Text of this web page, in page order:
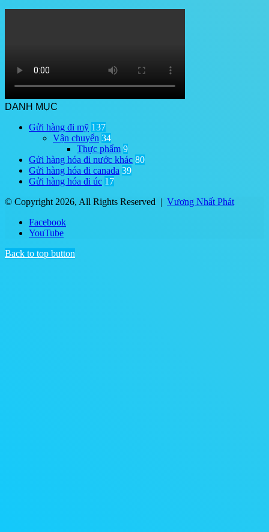
DANH MỤC
Gửi hàng đi mỹ 137
Vận chuyển 34
Thực phẩm 9
Gửi hàng hóa đi nước khác 80
Gửi hàng hóa đi canada 39
Gửi hàng hóa đi úc 17
© Copyright 2026, All Rights Reserved | Vương Nhất Phát
Facebook
YouTube
Back to top button